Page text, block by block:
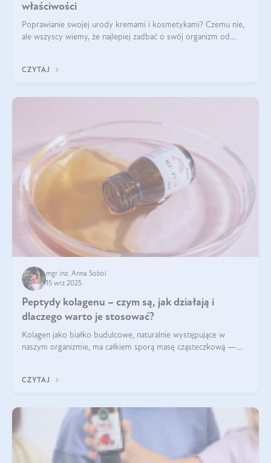
właściwości
Poprawianie swojej urody kremami i kosmetykami? Czemu nie,
ale wszyscy wiemy, że najlepiej zadbać o swój organizm od
wysokiej jakości suplem
CZYTAJ
mgr inż. Anna Sobol
15 wrz 2025
Peptydy kolagenu – czym są, jak działają i
dlaczego warto je stosować?
Kolagen jako białko budulcowe, naturalnie występujące w
naszym organizmie, ma całkiem sporą masę cząsteczkową —
bardziej biodostępny
CZYTAJ